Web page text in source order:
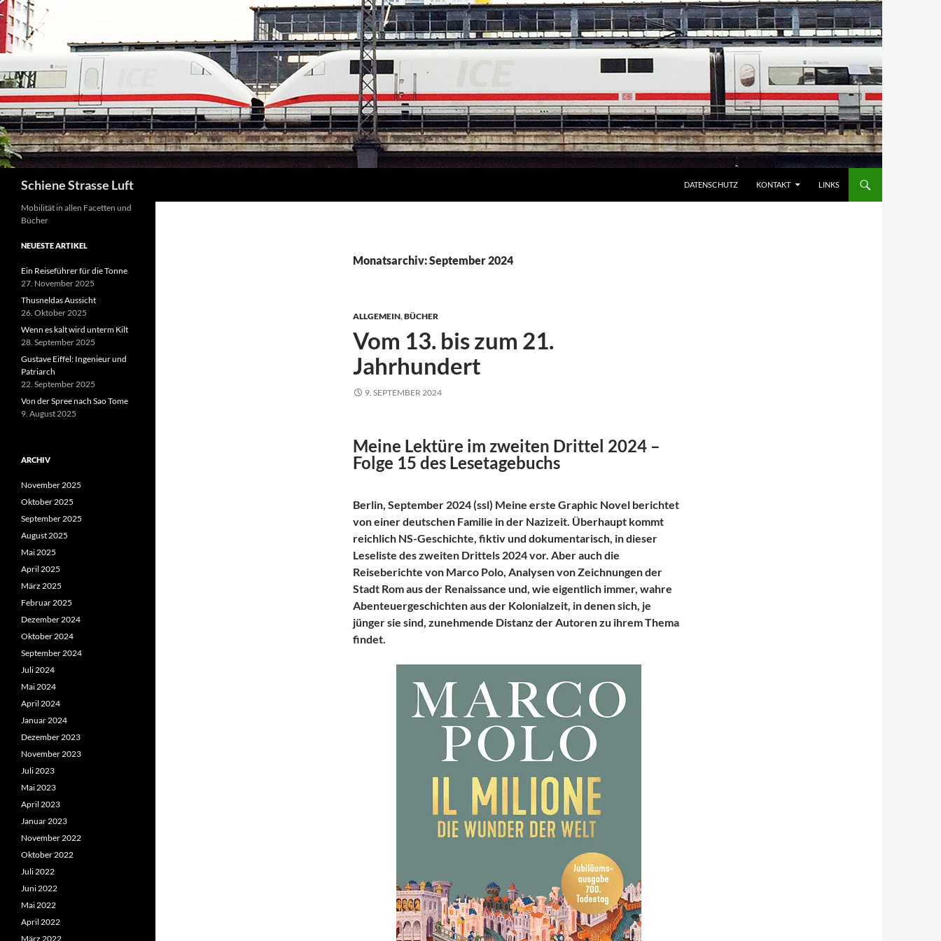
Zum
Inhalt
springen
Schiene Strasse Luft DATENSCHUTZ KONTAKT LINKS
Monatsarchiv: September 2024
ALLGEMEIN,BÜCHER
Vom 13. bis zum 21.
Jahrhundert
9. SEPTEMBER 2024
Meine Lektüre im zweiten Drittel 2024 –
Folge 15 des Lesetagebuchs
Berlin, September 2024 (ssl) Meine erste Graphic Novel berichtet
von einer deutschen Familie in der Nazizeit. Überhaupt kommt
reichlich NS-Geschichte, fiktiv und dokumentarisch, in dieser
Leseliste des zweiten Drittels 2024 vor. Aber auch die
Reiseberichte von Marco Polo, Analysen von Zeichnungen der
Stadt Rom aus der Renaissance und, wie eigentlich immer, wahre
Abenteuergeschichten aus der Kolonialzeit, in denen sich, je
jünger sie sind, zunehmende Distanz der Autoren zu ihrem Thema
findet.
Mobilität in allen Facetten und
Bücher
NEUESTE ARTIKEL
Ein Reiseführer für die Tonne
27. November 2025
Thusneldas Aussicht
26. Oktober 2025
Wenn es kalt wird unterm Kilt
28. September 2025
Gustave Eiffel: Ingenieur und
Patriarch
22. September 2025
Von der Spree nach Sao Tome
9. August 2025
ARCHIV
November 2025
Oktober 2025
September 2025
August 2025
Mai 2025
April 2025
März 2025
Februar 2025
Dezember 2024
Oktober 2024
September 2024
Juli 2024
Mai 2024
April 2024
Januar 2024
Dezember 2023
November 2023
Juli 2023
Mai 2023
April 2023
Januar 2023
November 2022
Oktober 2022
Juli 2022
Juni 2022
Mai 2022
April 2022
März 2022